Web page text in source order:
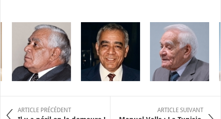
ARTICLE PRÉCÉDENT ARTICLE SUIVANT